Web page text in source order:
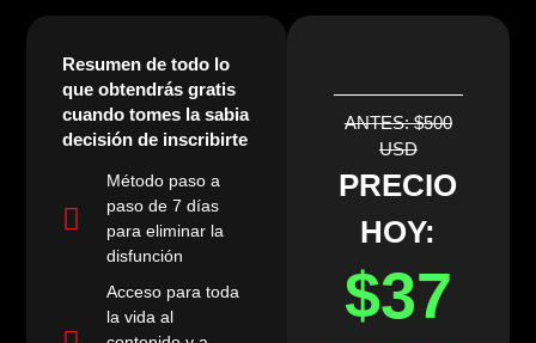
Resumen de todo lo
que obtendrás gratis
cuando tomes la sabia
decisión de inscribirte
Método paso a
paso de 7 días
para eliminar la
disfunción
Acceso para toda
la vida al
ANTES: $500
USD
PRECIO
HOY:
$37